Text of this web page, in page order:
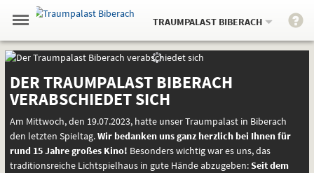
Springe
direkt
zum
Inhalt
,zum
Menü
.
Navigation
und
Service
umschalten
Gehe
zur
Auswahl
TRAUMPALAST BIBERACH.
Startseite
Startseite
DER TRAUMPALAST BIBERACH
VERABSCHIEDET SICH
Am Mittwoch, den 19.07.2023, hatte unser Traumpalast in Biberach
den letzten Spieltag.Wir bedanken uns ganz herzlich bei Ihnen für
rund 15 Jahre großes Kino! Besonders wichtig war es uns, das
traditionsreiche Lichtspielhaus in gute Hände abzugeben:Seit dem